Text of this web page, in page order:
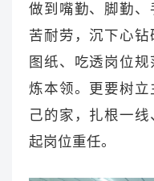
做到嘴勤、脚勤
苦耐劳，沉下心
图纸、吃透岗位
炼本领。更要树立
己的家，扎根一
起岗位重任。